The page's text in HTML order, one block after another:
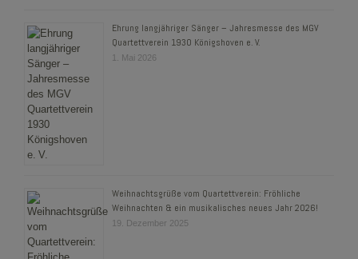
Ehrung langjähriger Sänger – Jahresmesse des MGV
Quartettverein 1930 Königshoven e. V.
1. Mai 2026
Weihnachtsgrüße vom Quartettverein: Fröhliche
Weihnachten & ein musikalisches neues Jahr 2026!
19. Dezember 2025